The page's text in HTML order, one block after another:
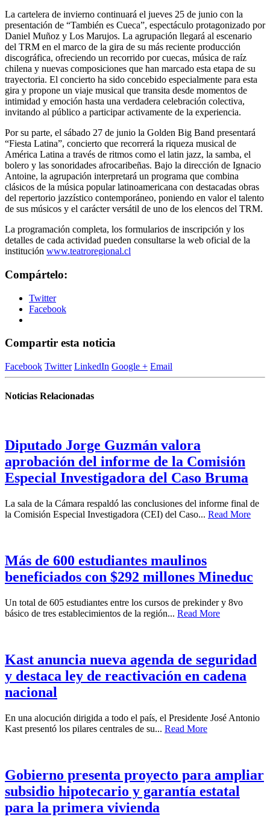
La cartelera de invierno continuará el jueves 25 de junio con la
presentación de “También es Cueca”, espectáculo protagonizado por
Daniel Muñoz y Los Marujos. La agrupación llegará al escenario
del TRM en el marco de la gira de su más reciente producción
discográfica, ofreciendo un recorrido por cuecas, música de raíz
chilena y nuevas composiciones que han marcado esta etapa de su
trayectoria. El concierto ha sido concebido especialmente para esta
gira y propone un viaje musical que transita desde momentos de
intimidad y emoción hasta una verdadera celebración colectiva,
invitando al público a participar activamente de la experiencia.
Por su parte, el sábado 27 de junio la Golden Big Band presentará
“Fiesta Latina”, concierto que recorrerá la riqueza musical de
América Latina a través de ritmos como el latin jazz, la samba, el
bolero y las sonoridades afrocaribeñas. Bajo la dirección de Ignacio
Antoine, la agrupación interpretará un programa que combina
clásicos de la música popular latinoamericana con destacadas obras
del repertorio jazzístico contemporáneo, poniendo en valor el talento
de sus músicos y el carácter versátil de uno de los elencos del TRM.
La programación completa, los formularios de inscripción y los
detalles de cada actividad pueden consultarse la web oficial de la
institución www.teatroregional.cl
Compártelo:
Twitter
Facebook
Compartir esta noticia
Facebook Twitter LinkedIn Google + Email
Noticias Relacionadas
Diputado Jorge Guzmán valora
aprobación del informe de la Comisión
Especial Investigadora del Caso Bruma
La sala de la Cámara respaldó las conclusiones del informe final de
la Comisión Especial Investigadora (CEI) del Caso... Read More
Más de 600 estudiantes maulinos
beneficiados con $292 millones Mineduc
Un total de 605 estudiantes entre los cursos de prekinder y 8vo
básico de tres establecimientos de la región... Read More
Kast anuncia nueva agenda de seguridad
y destaca ley de reactivación en cadena
nacional
En una alocución dirigida a todo el país, el Presidente José Antonio
Kast presentó los pilares centrales de su... Read More
Gobierno presenta proyecto para ampliar
subsidio hipotecario y garantía estatal
para la primera vivienda